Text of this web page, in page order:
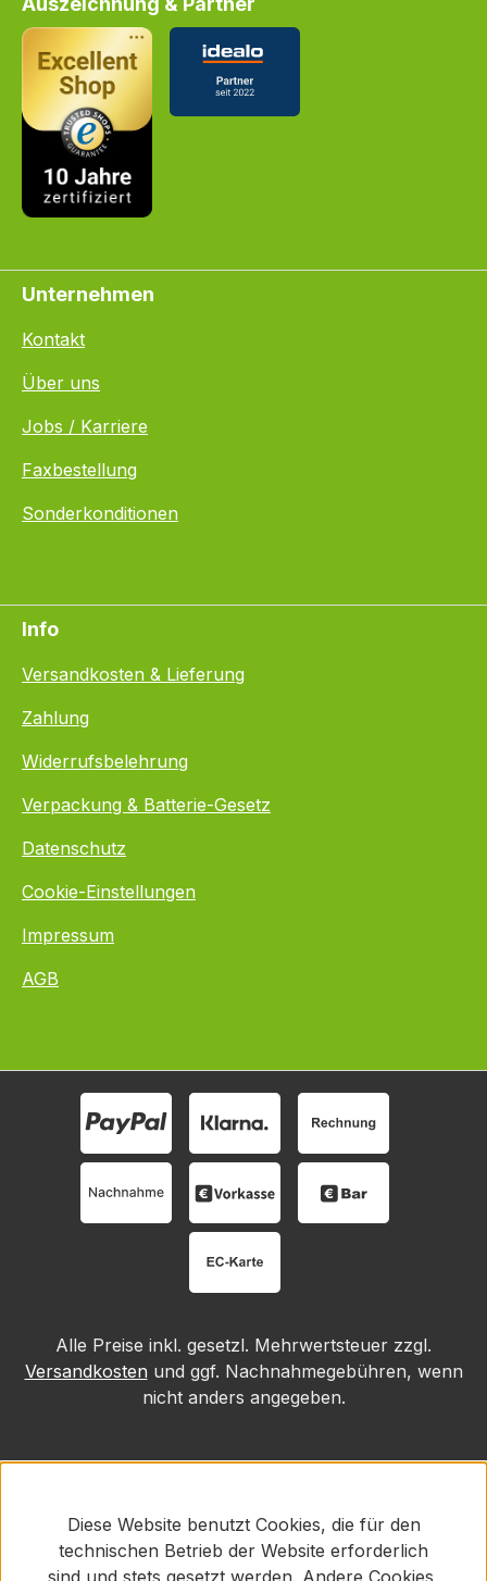
Unternehmen
Kontakt
Über uns
Jobs / Karriere
Faxbestellung
Sonderkonditionen
Info
Versandkosten & Lieferung
Zahlung
Widerrufsbelehrung
Verpackung & Batterie-Gesetz
Datenschutz
Cookie-Einstellungen
Impressum
AGB
Alle Preise inkl. gesetzl. Mehrwertsteuer zzgl.
Versandkosten und ggf. Nachnahmegebühren, wenn
nicht anders angegeben.
Diese Website benutzt Cookies, die für den
technischen Betrieb der Website erforderlich
sind und stets gesetzt werden. Andere Cookies,